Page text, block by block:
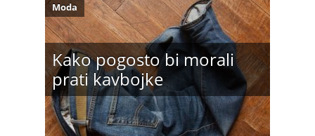
Kako pogosto bi morali
prati kavbojke
Moda